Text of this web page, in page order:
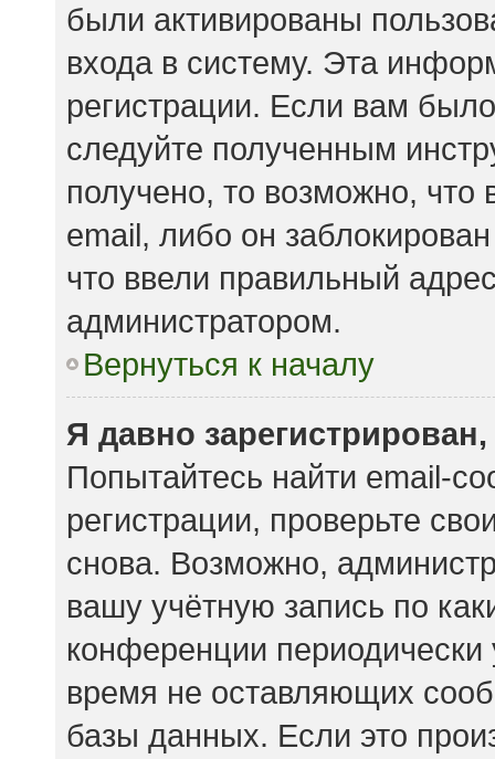
были активированы
входа в систему. Эта
регистрации. Если вам
следуйте полученным
получено, то возможно,
email, либо он
что ввели правильный
администратором.
Вернуться к началу
Я давно
Попытайтесь найти email-
регистрации, проверьте
снова. Возможно,
вашу учётную запись по
конференции
время не оставляющих
базы данных. Если это